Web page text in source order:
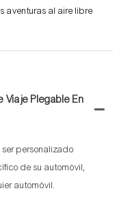
aventuras al aire libre
Viaje Plegable En
personalizado
de su automóvil,
automóvil.